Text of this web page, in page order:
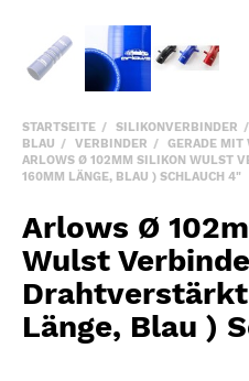
STARTSEITE SILIKONVERBINDER
BLAU
VERBINDER
GERADE MIT
ARLOWS Ø 102MM SILIKON WULST
160MM LÄNGE, BLAU ) SCHLAUCH 4"
Arlows Ø
Wulst
Länge, Blau )